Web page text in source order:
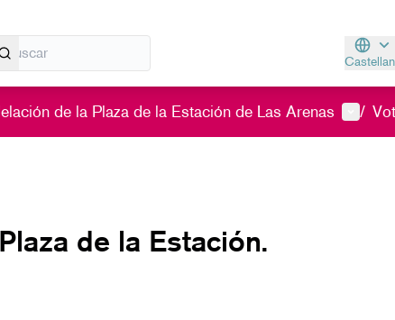
de la Plaza de la Estación de Las Arenas Menú
/
de la Estación.